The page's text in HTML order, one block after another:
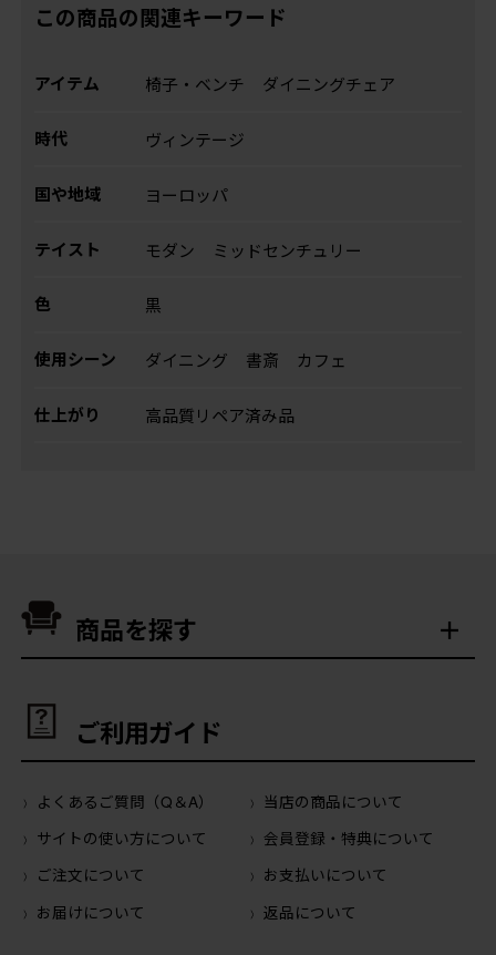
この商品の関連キーワード
アイテム 椅子・ベンチ ダイニングチェア
時代 ヴィンテージ
国や地域 ヨーロッパ
テイスト モダン ミッドセンチュリー
色 黒
使用シーン ダイニング 書斎 カフェ
仕上がり 高品質リペア済み品
商品を探す
ご利用ガイド
よくあるご質問（Q＆A）
当店の商品について
サイトの使い方について
会員登録・特典について
ご注文について
お支払いについて
お届けについて
返品について